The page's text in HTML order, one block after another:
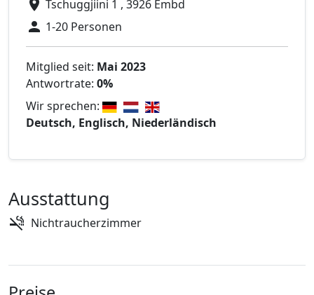
Tschuggjiini 1 , 3926 Embd
1-20 Personen
Mitglied seit: Mai 2023
Antwortrate: 0%
Wir sprechen:
Deutsch, Englisch, Niederländisch
Ausstattung
Nichtraucherzimmer